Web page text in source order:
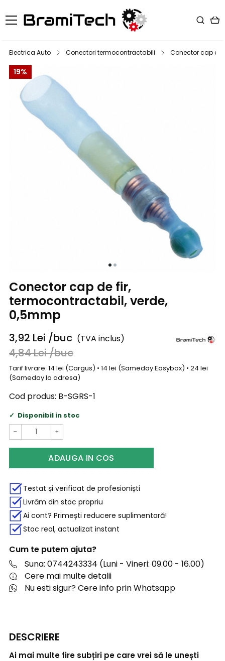
Electrica Auto Conectori termocontractabili Conector cap de
19%
Conector cap de fir,
termocontractabil, verde,
0,5mmp
3,92 Lei /buc (TVA inclus)
4,84Lei/buc
Tarif livrare: 14 lei (Cargus) • 14 lei (Sameday Easybox) • 24 lei
(Sameday la adresa)
Cod produs: B-SGRS-1
Disponibil in stoc
− +
ADAUGA IN COS
Testat și verificat de profesioniști
Livrăm din stoc propriu
Ai cont? Primești reducere suplimentară!
Stoc real, actualizat instant
Cum te putem ajuta?
Suna: 0744243334 (Luni - Vineri: 09.00 - 16.00)
Cere mai multe detalii
Nu esti sigur? Cere info prin Whatsapp
DESCRIERE
Ai mai multe fire subțiri pe care vrei să le unești